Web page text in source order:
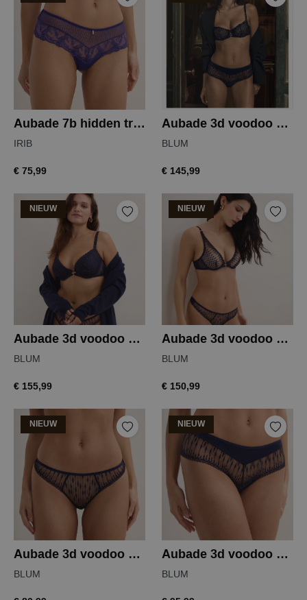
Aubade 7b hidden treasure hipster
IRIB
€ 75,99
Aubade 3d voodoo kiss balconette
BLUM
€ 145,99
NIEUW
Aubade 3d voodoo kiss voorgevormd bh
BLUM
€ 155,99
NIEUW
Aubade 3d voodoo kiss beugelbh
BLUM
€ 150,99
NIEUW
Aubade 3d voodoo kiss string
BLUM
NIEUW
Aubade 3d voodoo kiss hipster
BLUM